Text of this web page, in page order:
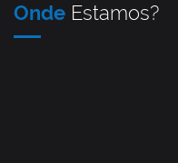
Onde Estamos?